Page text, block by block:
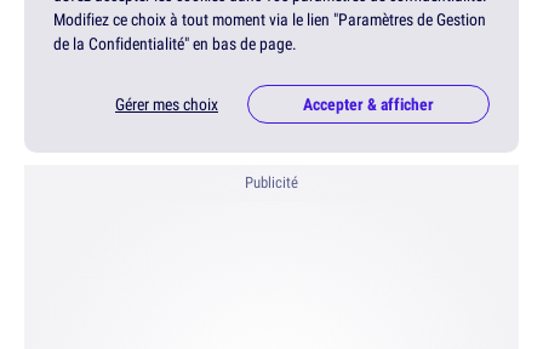
Modifiez ce choix à tout moment via le lien "Paramètres de Gestion
de la Confidentialité" en bas de page.
Gérer mes choix Accepter & afficher
Publicité